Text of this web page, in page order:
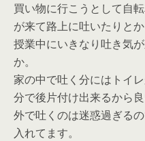
買い物に行こうとして自
が来て路上に吐いたりとか
授業中にいきなり吐き気
か。
家の中で吐く分にはトイ
分で後片付け出来るから良
外で吐くのは迷惑過ぎる
入れてます。